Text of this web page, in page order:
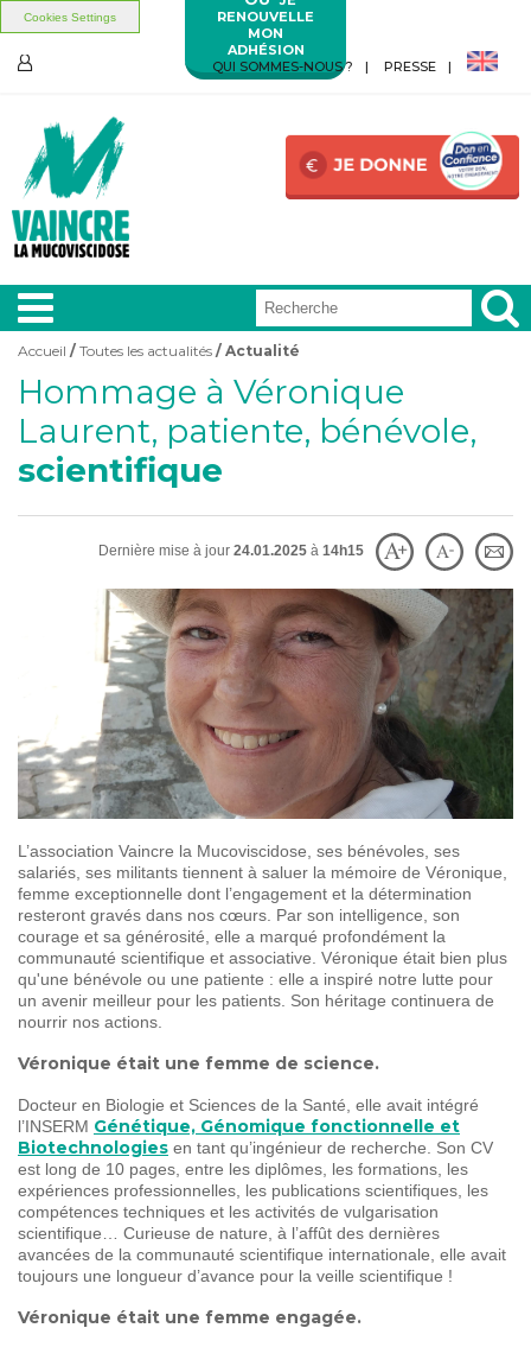
Cookies Settings
Aller au contenu principal
Aller au menu principal
RENOUVELLE
MON
ADHÉSION
QUI SOMMES-NOUS ?
PRESSE
A LA UNE
VIVRE AVEC
SOIGNER AUJOURD'HUI
DEMAIN
ENSEMBLE
60 ANS DE COMBAT
Vous êtes ici
Accueil / Toutes les actualités / Actualité
Hommage à Véronique
Laurent, patiente, bénévole,
scientifique
Dernière mise à jour 24.01.2025 à 14h15
L’association Vaincre la Mucoviscidose, ses bénévoles, ses
salariés, ses militants tiennent à saluer la mémoire de Véronique,
femme exceptionnelle dont l’engagement et la détermination
resteront gravés dans nos cœurs. Par son intelligence, son
courage et sa générosité, elle a marqué profondément la
communauté scientifique et associative. Véronique était bien plus
qu'une bénévole ou une patiente : elle a inspiré notre lutte pour
un avenir meilleur pour les patients. Son héritage continuera de
nourrir nos actions.
Véronique était une femme de science.
Docteur en Biologie et Sciences de la Santé, elle avait intégré
l’INSERM Génétique, Génomique fonctionnelle et
Biotechnologies en tant qu’ingénieur de recherche. Son CV
est long de 10 pages, entre les diplômes, les formations, les
expériences professionnelles, les publications scientifiques, les
compétences techniques et les activités de vulgarisation
scientifique… Curieuse de nature, à l’affût des dernières
avancées de la communauté scientifique internationale, elle avait
toujours une longueur d’avance pour la veille scientifique !
Véronique était une femme engagée.